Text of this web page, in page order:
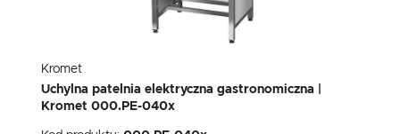
Kromet
Uchylna patelnia elektryczna gastronomiczna |
Kromet 000.PE-040x